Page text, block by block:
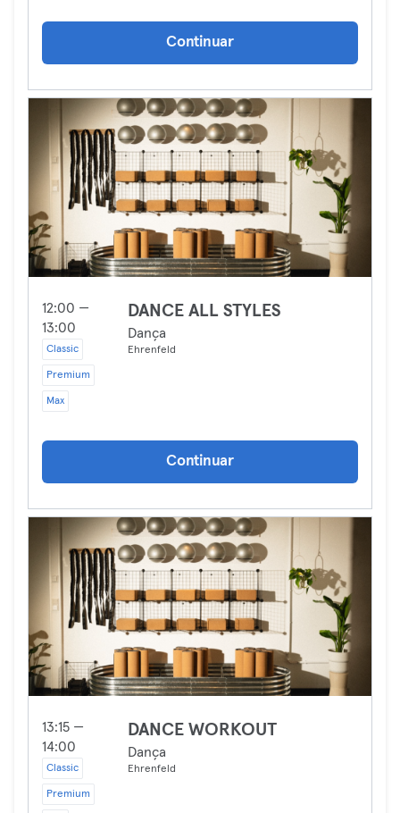
Continuar
12:00 —
13:00
Classic
Premium
Max
DANCE ALL STYLES
Dança
Ehrenfeld
Continuar
13:15 —
14:00
Classic
Premium
DANCE WORKOUT
Dança
Ehrenfeld